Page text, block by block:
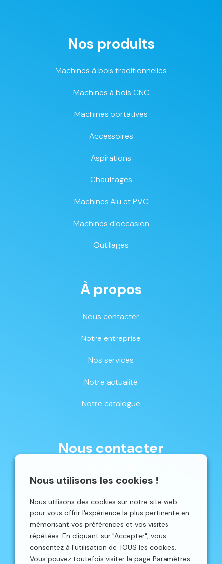
Nous utilisons les cookies !
Nous utilisons des cookies sur notre site web
pour vous offrir l'expérience la plus pertinente en
mémorisant vos préférences et vos visites
répétées. En cliquant sur "Accepter", vous
consentez à l'utilisation de TOUS les cookies.
Vous pouvez toutefois visiter la page Paramètres
Nos produits
Machines à bois traditionnelles
Machines à bois CNC
Machines portatives
Accessoires
Aspirations
Chauffages
Machines Alu et PVC
Machines d’occasion
Outillages
À propos
Nous contacter
Notre entreprise
Nos services
Notre actualité
Notre catalogue
Nous contacter
mschene@schene.be
Avenue du Parc 16 | 4650 CHAINEUX
©2026 Schêne. Site web réalisé parLocalisy Web Agency.